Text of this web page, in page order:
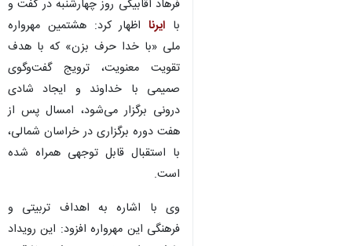
فرهاد آقابیگی روز چهارشنبه در گفت و
با ایرنااظهار کرد: هشتمین مهرواره
ملی «با خدا حرف بزن» که با هدف
تقویت معنویت، ترویج گفت‌وگوی
صمیمی با خداوند و ایجاد شادی
درونی برگزار می‌شود، امسال پس از
هفت دوره برگزاری در خراسان شمالی،
با استقبال قابل توجهی همراه شده
است.
وی با اشاره به اهداف تربیتی و
فرهنگی این مهرواره افزود: این رویداد